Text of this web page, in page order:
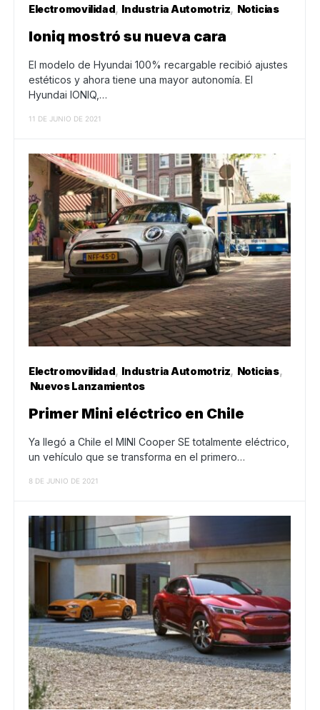
Electromovilidad Industria Automotriz Noticias
Ioniq mostró su nueva cara
El modelo de Hyundai 100% recargable recibió ajustes
estéticos y ahora tiene una mayor autonomía. El
Hyundai IONIQ,…
11 DE JUNIO DE 2021
Electromovilidad Industria Automotriz
Noticias
Nuevos Lanzamientos
Primer Mini eléctrico en Chile
Ya llegó a Chile el MINI Cooper SE totalmente eléctrico,
un vehículo que se transforma en el primero…
8 DE JUNIO DE 2021